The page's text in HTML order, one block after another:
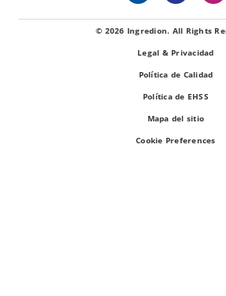
© 2026 Ingredion. All Rights
Legal & Privacidad
Política de Calidad
Política de EHSS
Mapa del sitio
Cookie Preferences